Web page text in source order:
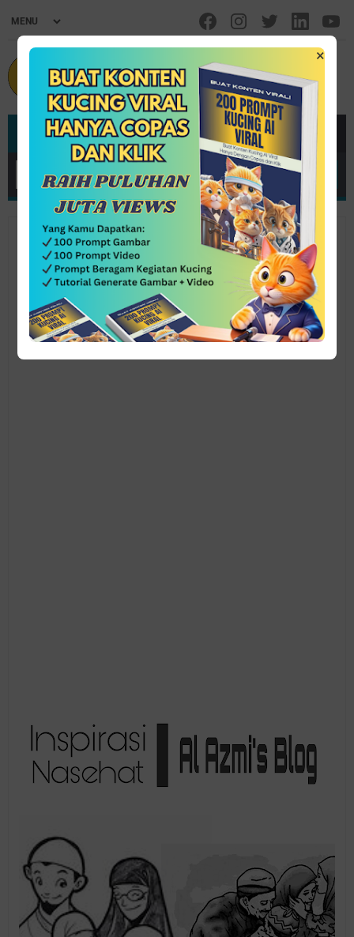
/Inspirasi / Nasehat
Nasehat untuk Orang Tua & Calon
Orang Tua
By Ahmad Fatah Yasin Al Azmi March 15, 2018 Post a Comment
×